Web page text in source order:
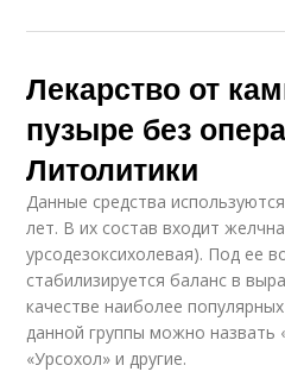
Лекарство от
пузыре без
Литолитики
Данные средства
лет. В их состав входит
урсодезоксихолевая). Под ее
стабилизируется баланс в
качестве наиболее
данной группы можно назвать
«Урсохол» и другие.